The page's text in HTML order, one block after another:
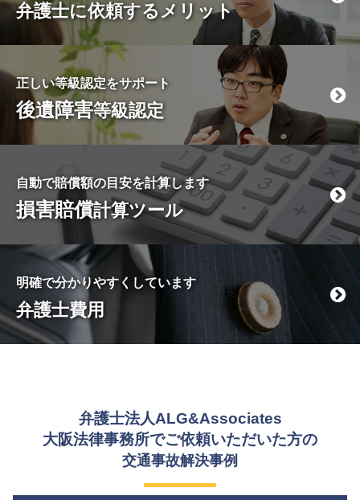
弁護士に依頼するメリット
正しい等級認定をサポート
後遺障害等級認定
自動で賠償額の目安を計算します
損害賠償計算ツール
明確で分かりやすくしています
弁護士費用
弁護士法人ALG&Associates
大阪法律事務所でご依頼いただいた方の
交通事故解決事例